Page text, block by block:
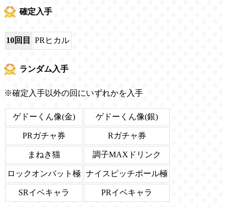
確定入手
10回目 PRヒカル
ランダム入手
※確定入手以外の回にいずれかを入手
ゲドーくん像(金) ゲドーくん像(銀)
PRガチャ券 Rガチャ券
まねき猫 調子MAXドリンク
ロックオンバット極 ナイスピッチボール極
SRイベキャラ PRイベキャラ